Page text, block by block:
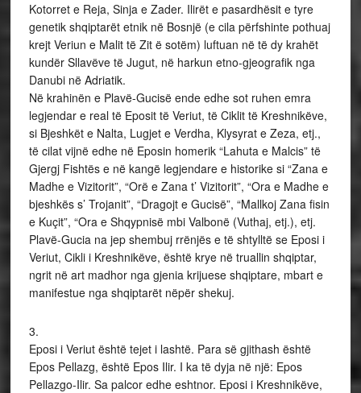
Kotorret e Reja, Sinja e Zader. Ilirët e pasardhësit e tyre
genetik shqiptarët etnik në Bosnjë (e cila përfshinte pothuaj
krejt Veriun e Malit të Zit ë sotëm) luftuan në të dy krahët
kundër Sllavëve të Jugut, në harkun etno-gjeografik nga
Danubi në Adriatik.
Në krahinën e Plavë-Gucisë ende edhe sot ruhen emra
legjendar e real të Eposit të Veriut, të Ciklit të Kreshnikëve,
si Bjeshkët e Nalta, Lugjet e Verdha, Klysyrat e Zeza, etj.,
të cilat vijnë edhe në Eposin homerik “Lahuta e Malcis” të
Gjergj Fishtës e në kangë legjendare e historike si “Zana e
Madhe e Vizitorit”, “Orë e Zana t’ Vizitorit”, “Ora e Madhe e
bjeshkës s’ Trojanit”, “Dragojt e Gucisë”, “Mallkoj Zana fisin
e Kuçit”, “Ora e Shqypnisë mbi Valbonë (Vuthaj, etj.), etj.
Plavë-Gucia na jep shembuj rrënjës e të shtylltë se Eposi i
Veriut, Cikli i Kreshnikëve, është krye në truallin shqiptar,
ngrit në art madhor nga gjenia krijuese shqiptare, mbart e
manifestue nga shqiptarët nëpër shekuj.
3.
Eposi i Veriut është tejet i lashtë. Para së gjithash është
Epos Pellazg, është Epos Ilir. I ka të dyja në një: Epos
Pellazgo-Ilir. Sa palcor edhe eshtnor. Eposi i Kreshnikëve,